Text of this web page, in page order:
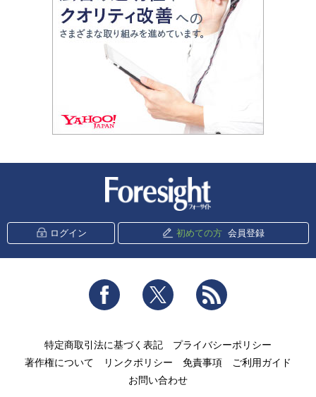
ログイン 初めての方 会員登録
Facebook Twitter
特定商取引法に基づく表記
プライバシーポリシー
著作権について
リンクポリシー 免責事項
ご利用ガイド
お問い合わせ